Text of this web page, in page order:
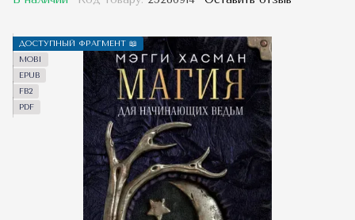
ДОСТУПНЫЙ ФРАГМЕНТ 📖
MOBI
EPUB
FB2
PDF